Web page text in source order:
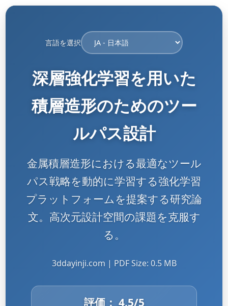
言語を選択
深層強化学習を用いた
積層造形のためのツー
ルパス設計
金属積層造形における最適なツール
パス戦略を動的に学習する強化学習
プラットフォームを提案する研究論
文。高次元設計空間の課題を克服す
る。
3ddayinji.com | PDF Size: 0.5 MB
評価： 4.5/5